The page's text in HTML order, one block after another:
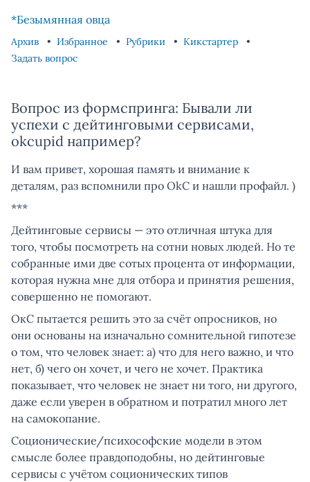
*Безымянная овца
Архив Избранное Рубрики
Кикстартер
Задать вопрос
Вопрос из формспринга: Бывали ли
успехи с дейтинговыми сервисами,
okcupid например?
И вам привет, хорошая память и внимание к
деталям, раз вспомнили про OkC и нашли профайл. )
***
Дейтинговые сервисы — это отличная штука для
того, чтобы посмотреть на сотни новых людей. Но те
собранные ими две сотых процента от информации,
которая нужна мне для отбора и принятия решения,
совершенно не помогают.
ОкС пытается решить это за счёт опросников, но
они основаны на изначально сомнительной гипотезе
о том, что человек знает: а) что для него важно, и что
нет, б) чего он хочет, и чего не хочет. Практика
показывает, что человек не знает ни того, ни другого,
даже если уверен в обратном и потратил много лет
на самокопание.
Соционические/психософские модели в этом
смысле более правдоподобны, но дейтинговые
сервисы с учётом соционических типов